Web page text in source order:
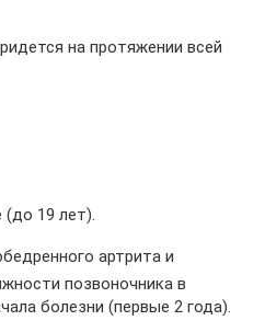
на протяжении всей
(до 19 лет).
артрита и
позвоночника в
болезни (первые 2 года).